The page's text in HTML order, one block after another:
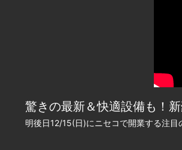
驚きの最新＆快適設備も！
明後日12/15(日)にニセコで開業する注目